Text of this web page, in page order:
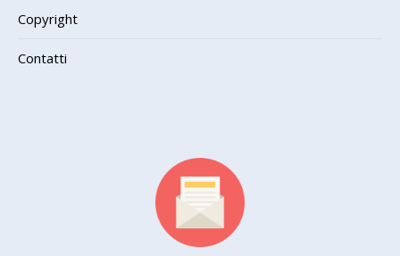
Copyright
Contatti